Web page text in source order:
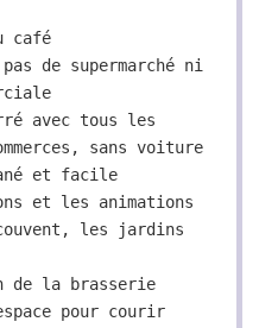
café
de supermarché ni
avec tous les
sans voiture
et facile
et les animations
les jardins
de la brasserie
pour courir